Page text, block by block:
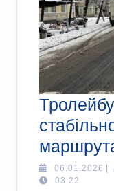
06.01.2026
03:22